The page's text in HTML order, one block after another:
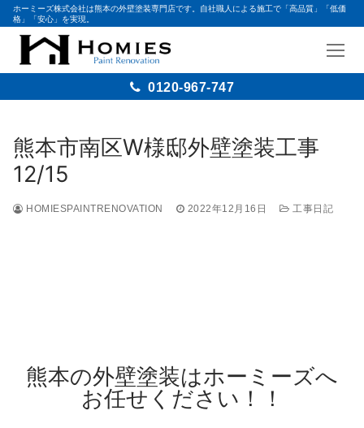
ホーミーズ株式会社は熊本の外壁塗装専門店です。自社職人による施工で「高品質」「低価
格」「安心」を実現。
0120-967-747
熊本市南区W様邸外壁塗装工事
12/15
HOMIESPAINTRENOVATION 2022年12月16日 工事日記
熊本の外壁塗装はホーミーズへ
お任せください！！